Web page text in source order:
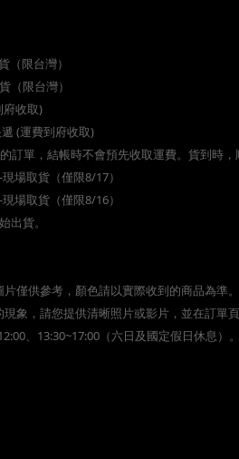
限台灣）
限台灣）
收取)
(運費到府收取)
訂單，結帳時不會預先收取運費。貨到時
場取貨（僅限8/17）
場取貨（僅限8/16）
出貨。
僅供參考，顏色請以實際收到的商品為準。
象，請您提供清晰照片或影片，並在訂單
、13:30~17:00（六日及國定假日休息）。